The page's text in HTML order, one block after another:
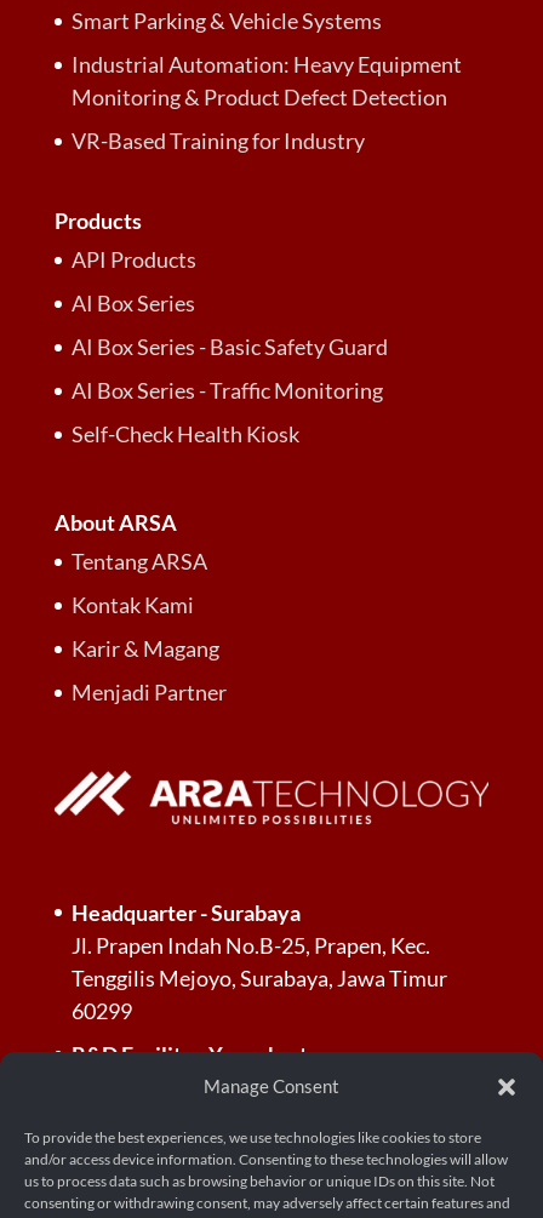
Manage Consent
To provide the best experiences, we use technologies like cookies to store
and/or access device information. Consenting to these technologies will allow
us to process data such as browsing behavior or unique IDs on this site. Not
consenting or withdrawing consent, may adversely affect certain features and
Smart Parking & Vehicle Systems
Industrial Automation: Heavy Equipment
Monitoring & Product Defect Detection
VR-Based Training for Industry
Products
API Products
AI Box Series
AI Box Series - Basic Safety Guard
AI Box Series - Traffic Monitoring
Self-Check Health Kiosk
About ARSA
Tentang ARSA
Kontak Kami
Karir & Magang
Menjadi Partner
Headquarter - Surabaya
Jl. Prapen Indah No.B-25, Prapen, Kec.
Tenggilis Mejoyo, Surabaya, Jawa Timur
60299
R&D Facility - Yogyakarta
Jl. Palagan Tentara Pelajar, Dusun Jl.
Donoharjo, Kec. Ngaglik, Kabupaten
Sleman, Daerah Istimewa Yogyakarta 55581